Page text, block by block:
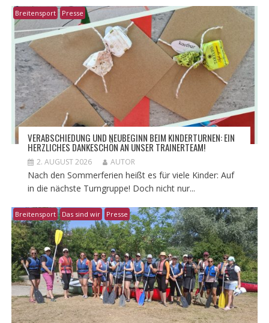
Breitensport Presse
VERABSCHIEDUNG UND NEUBEGINN BEIM KINDERTURNEN: EIN
HERZLICHES DANKESCHÖN AN UNSER TRAINERTEAM!
2. AUGUST 2026 AUTOR
Nach den Sommerferien heißt es für viele Kinder: Auf
in die nächste Turngruppe! Doch nicht nur...
Breitensport Das sind wir Presse